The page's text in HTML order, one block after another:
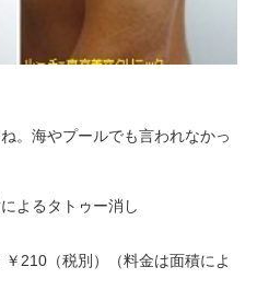
。海やプールでも言われなかっ
よるタトゥー消し
210（税別）（料金は面積によ